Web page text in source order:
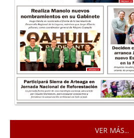
VER MÁS...